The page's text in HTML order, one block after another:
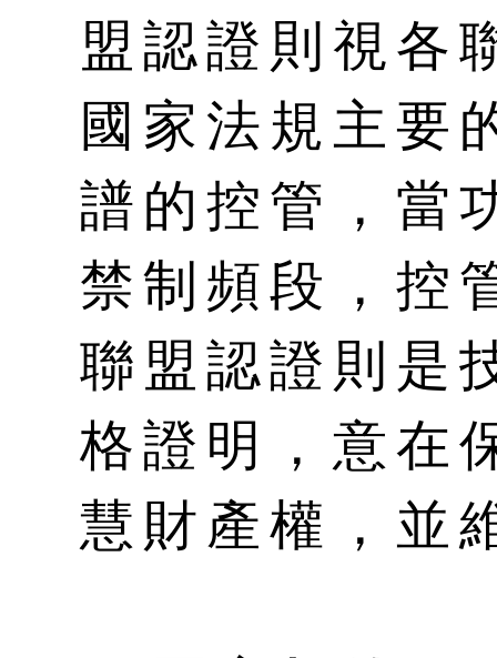
盟認證則視各
國家法規主要
譜的控管，當
禁制頻段，控
聯盟認證則是
格證明，意在
慧財產權，並